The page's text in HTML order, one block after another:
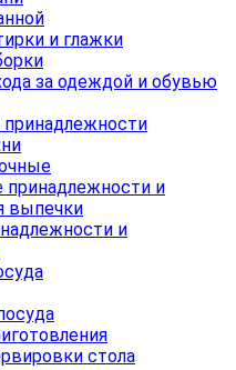
и глажки
за одеждой и обувью
принадлежности и
выпечки
и
стола